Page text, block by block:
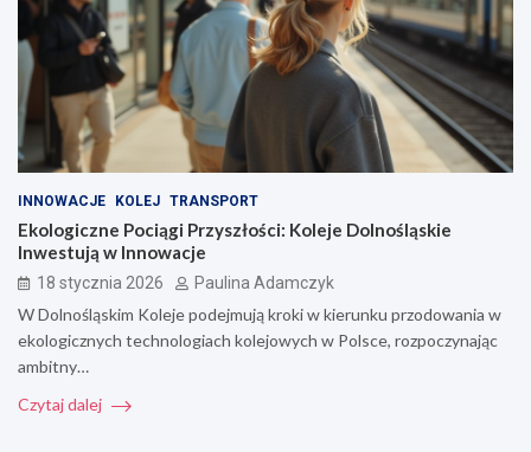
INNOWACJE KOLEJ TRANSPORT
Ekologiczne Pociągi Przyszłości: Koleje Dolnośląskie
Inwestują w Innowacje
18 stycznia 2026 Paulina Adamczyk
W Dolnośląskim Koleje podejmują kroki w kierunku przodowania w
ekologicznych technologiach kolejowych w Polsce, rozpoczynając
ambitny…
Czytaj dalej